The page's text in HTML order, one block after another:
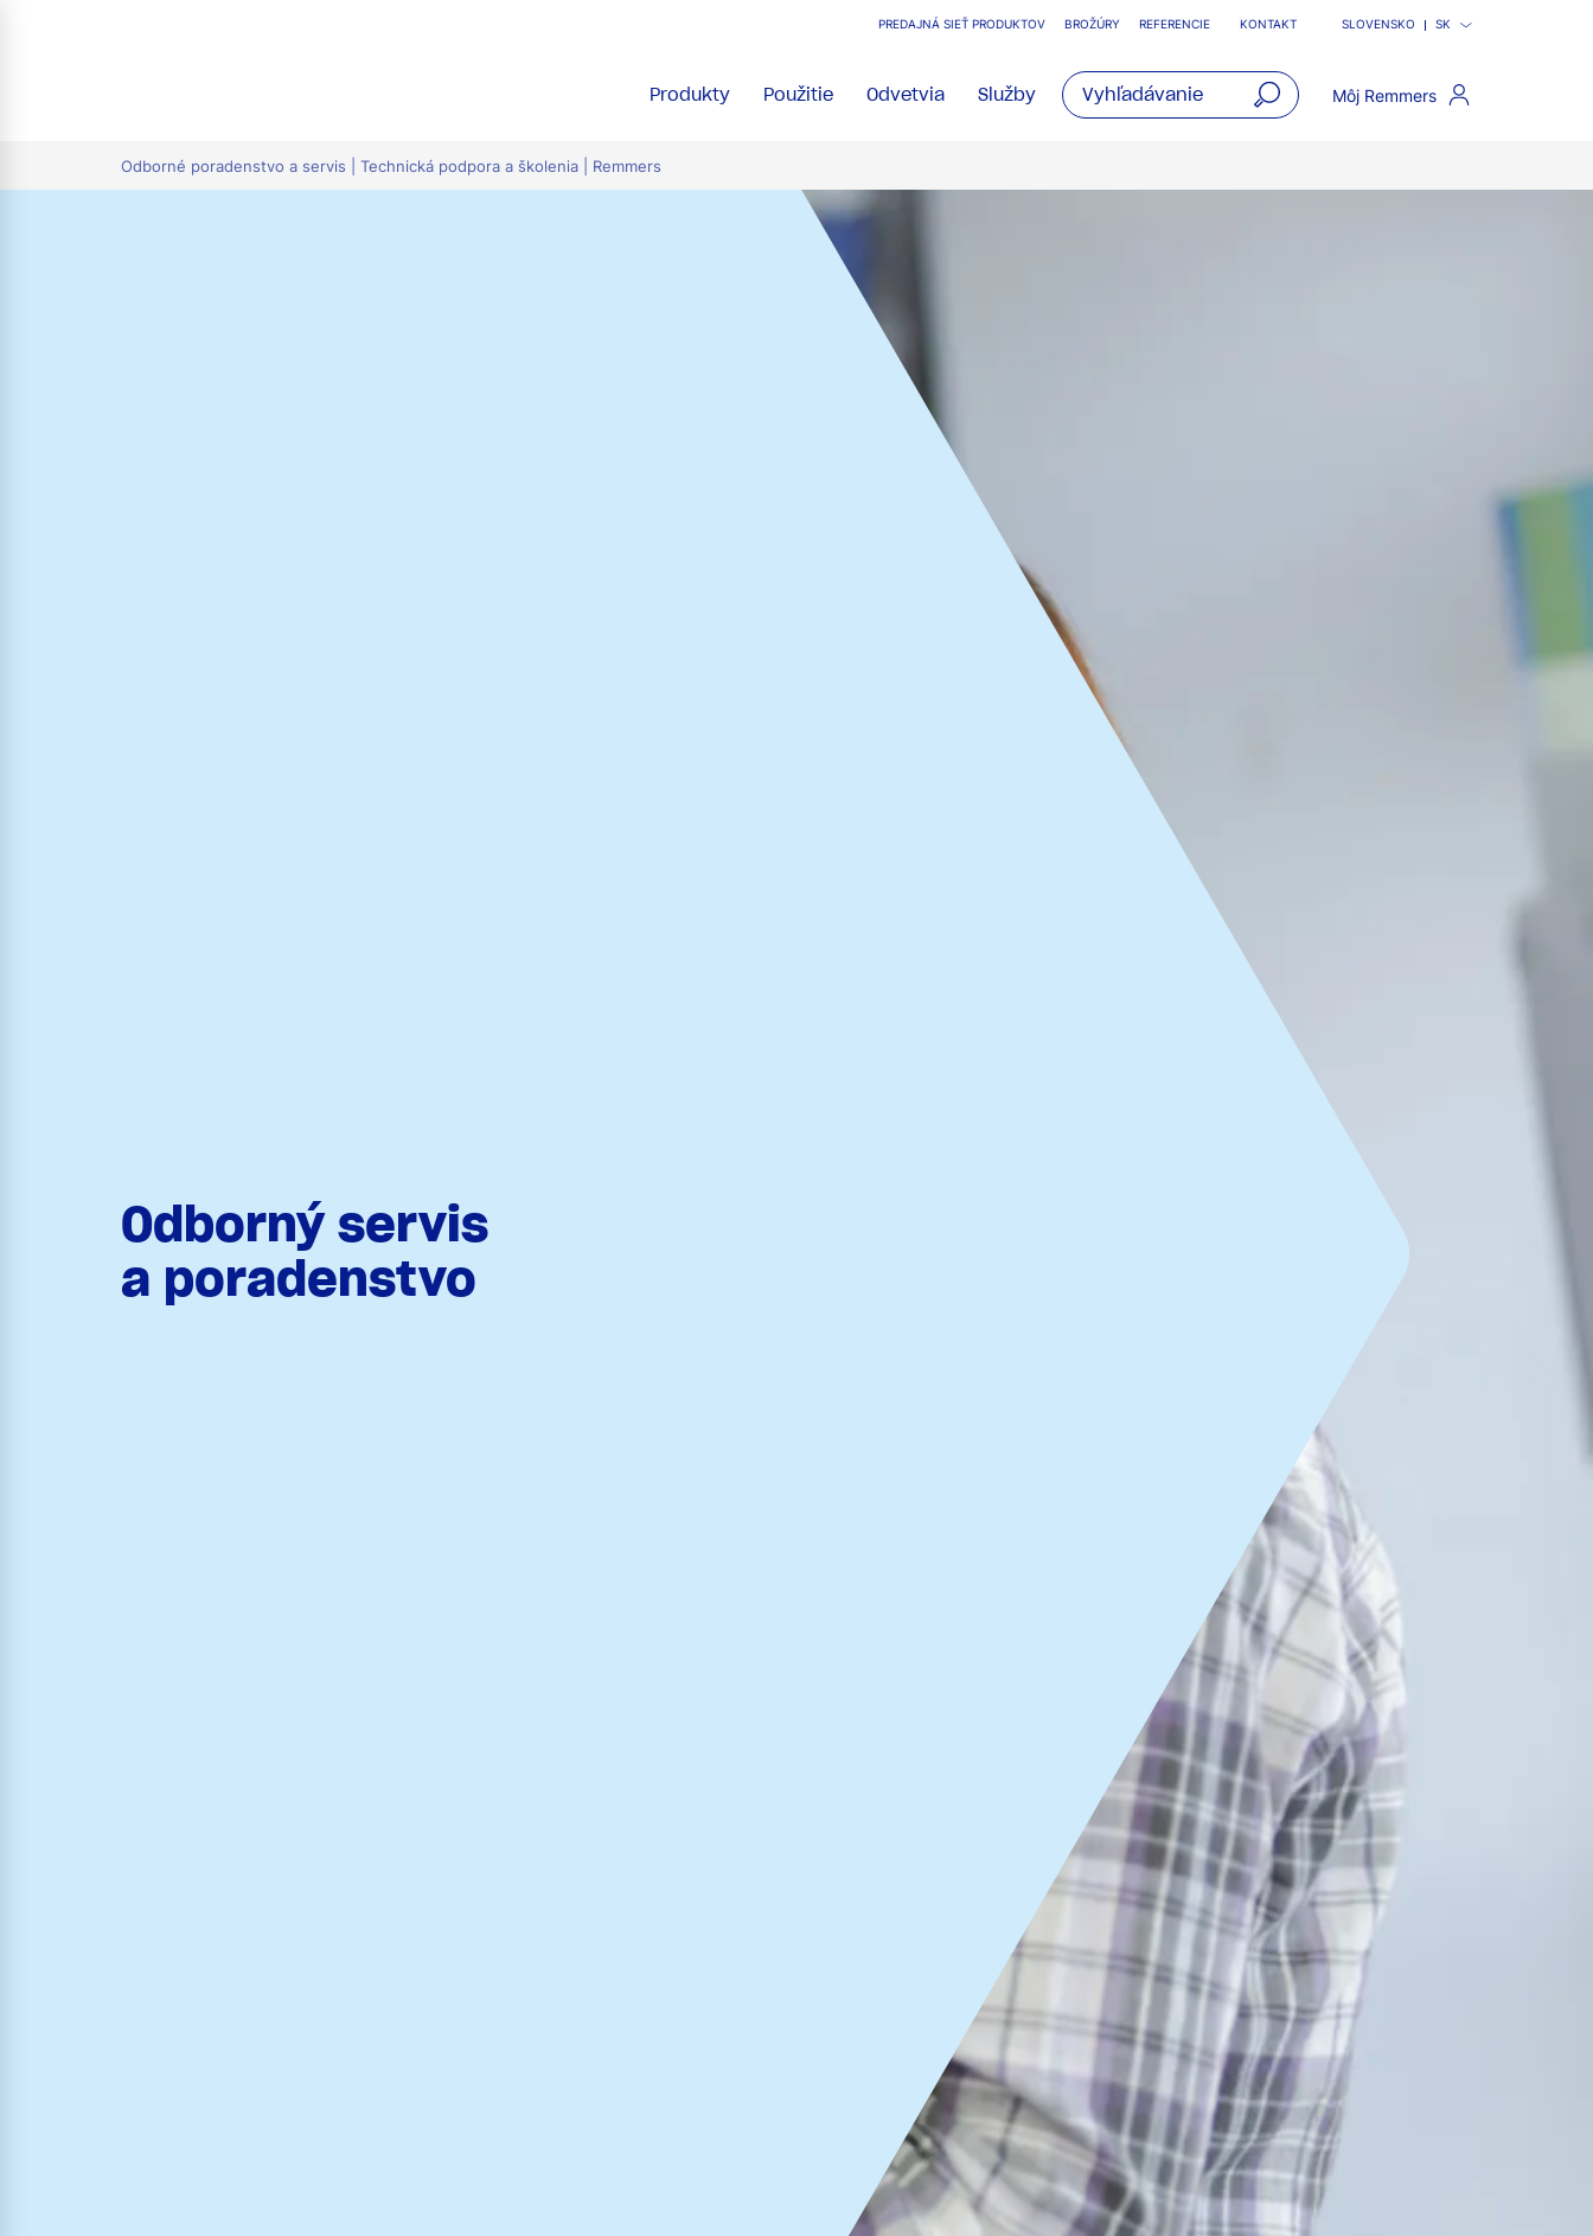
PREDAJNÁ SIEŤ PRODUKTOV BROŽÚRY REFERENCIE KONTAKT SLOVENSKO SK
Produkty Použitie Odvetvia Služby Môj Remmers
Odborné poradenstvo a servis | Technická podpora a školenia | Remmers
Odborný servis
a poradenstvo